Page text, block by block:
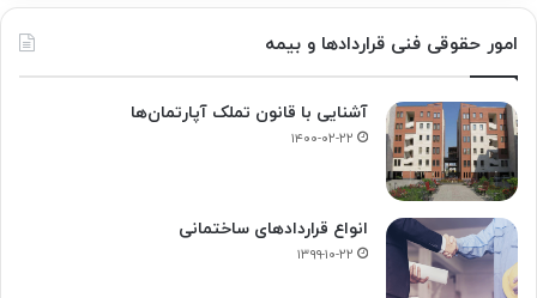
امور حقوقی فنی قراردادها و بیمه
آشنایی با قانون تملک آپارتمان‌ها
۱۴۰۰-۰۲-۲۲
انواع قراردادهای ساختمانی
۱۳۹۹-۱۰-۲۲